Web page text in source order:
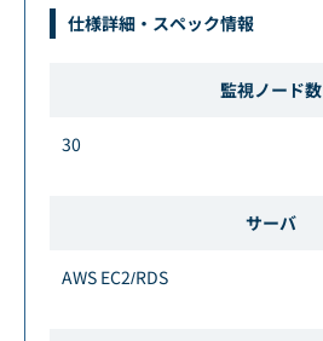
仕様詳細・スペック情報
監視ノード数
30
サーバ
AWS EC2/RDS